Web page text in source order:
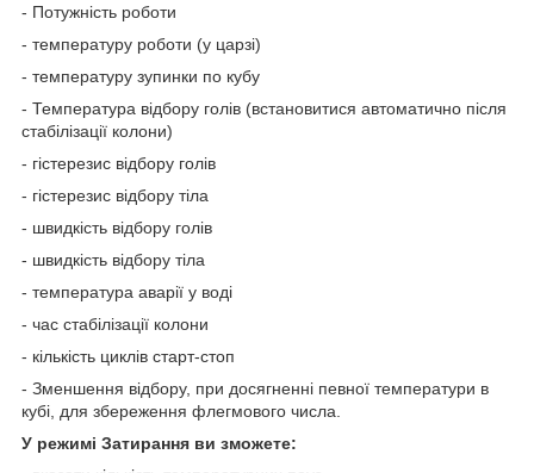
- Потужність роботи
- температуру роботи (у царзі)
- температуру зупинки по кубу
- Температура відбору голів (встановитися автоматично після
стабілізації колони)
- гістерезис відбору голів
- гістерезис відбору тіла
- швидкість відбору голів
- швидкість відбору тіла
- температура аварії у воді
- час стабілізації колони
- кількість циклів старт-стоп
- Зменшення відбору, при досягненні певної температури в
кубі, для збереження флегмового числа.
У режимі Затирання ви зможете: